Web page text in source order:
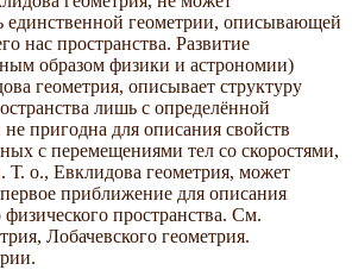
единственной геометрии, описывающей
нас пространства. Развитие
образом физики и астрономии)
геометрия, описывает структуру
лишь с определённой
пригодна для описания свойств
с перемещениями тел со скоростями,
Т. о., Евклидова геометрия, может
первое приближение для описания
пространства. См.
Лобачевского геометрия.